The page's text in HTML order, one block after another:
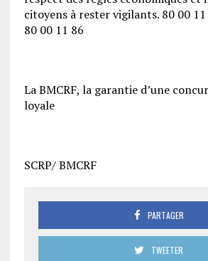
citoyens à rester vigilants. 80 00
80 00 11 86
La BMCRF, la garantie d’une
loyale
SCRP/ BMCRF
PARTAGER
TWEETER